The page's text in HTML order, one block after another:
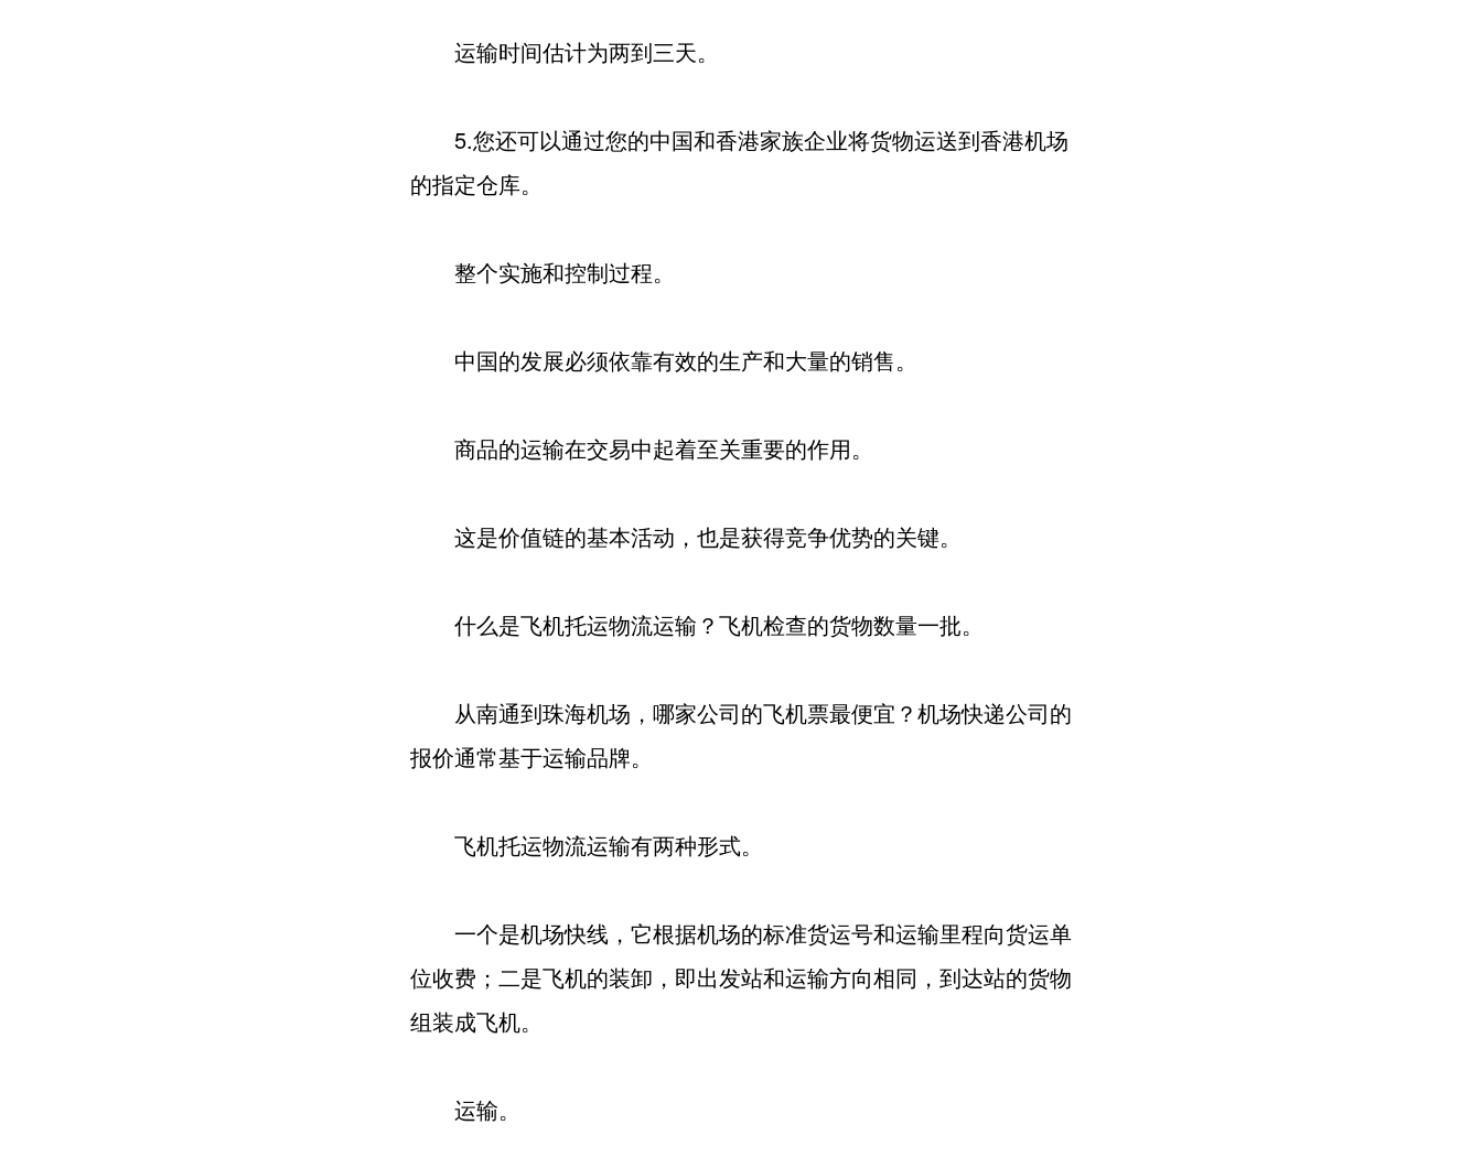
运输时间估计为两到三天。
5.您还可以通过您的中国和香港家族企业将货物运送到香港机场
的指定仓库。
整个实施和控制过程。
中国的发展必须依靠有效的生产和大量的销售。
商品的运输在交易中起着至关重要的作用。
这是价值链的基本活动，也是获得竞争优势的关键。
什么是飞机托运物流运输？飞机检查的货物数量一批。
从南通到珠海机场，哪家公司的飞机票最便宜？机场快递公司的
报价通常基于运输品牌。
飞机托运物流运输有两种形式。
一个是机场快线，它根据机场的标准货运号和运输里程向货运单
位收费；二是飞机的装卸，即出发站和运输方向相同，到达站的货物
组装成飞机。
运输。